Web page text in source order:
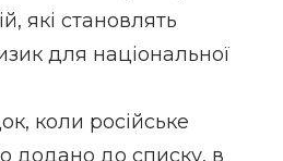
які становлять
для національної
коли російське
додано до списку, в